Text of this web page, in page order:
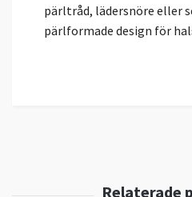
pärltråd, lädersnöre eller
pärlformade design för